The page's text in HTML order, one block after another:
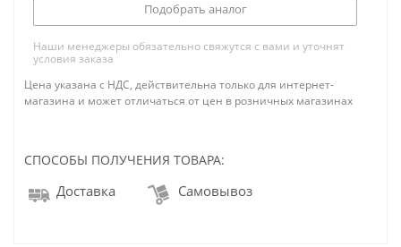
Подобрать аналог
Наши менеджеры обязательно свяжутся с вами и уточнят
условия заказа
Цена указана с НДС, действительна только для интернет-
магазина и может отличаться от цен в розничных магазинах
СПОСОБЫ ПОЛУЧЕНИЯ ТОВАРА:
Доставка Самовывоз